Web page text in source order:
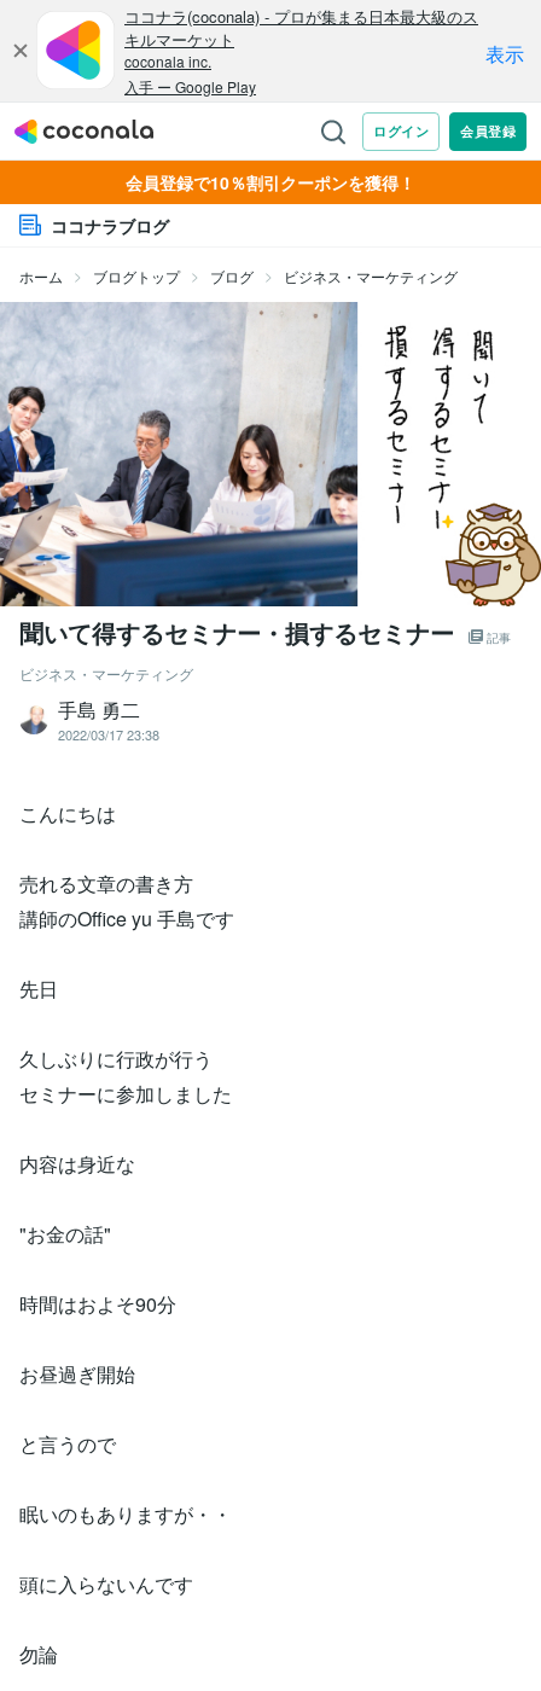
会員登録で10％割引クーポンを獲得！
ココナラブログ
ホーム ブログトップ ブログ ビジネス・マーケティング
聞いて得するセミナー・損するセミナー 記事
ビジネス・マーケティング
手島 勇二
2022/03/17 23:38
こんにちは
売れる文章の書き方
講師のOffice yu 手島です
先日
久しぶりに行政が行う
セミナーに参加しました
内容は身近な
"お金の話"
時間はおよそ90分
お昼過ぎ開始
と言うので
眠いのもありますが・・
頭に入らないんです
勿論